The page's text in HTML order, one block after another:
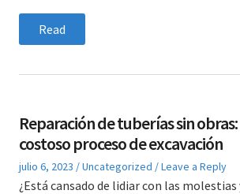
Read
Reparación de tuberías sin
costoso proceso de excavación
Posted
on
julio 6, 2023
Posted
in
Uncategorized Leave a Reply
¿Está cansado de lidiar con las